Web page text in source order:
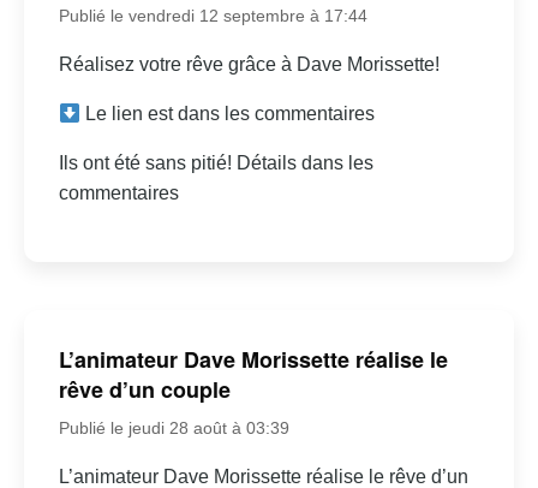
Publié le vendredi 12 septembre à 17:44
Réalisez votre rêve grâce à Dave Morissette!
Le lien est dans les commentaires
Ils ont été sans pitié! Détails dans les
commentaires
L’animateur Dave Morissette réalise le
rêve d’un couple
Publié le jeudi 28 août à 03:39
L’animateur Dave Morissette réalise le rêve d’un